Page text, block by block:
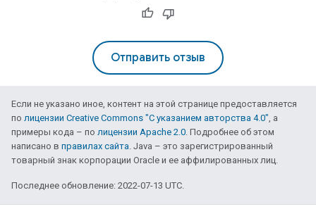
Отправить отзыв
Если не указано иное, контент на этой странице предоставляется
по лицензии Creative Commons "С указанием авторства 4.0", а
примеры кода – по лицензии Apache 2.0. Подробнее об этом
написано в правилах сайта. Java – это зарегистрированный
товарный знак корпорации Oracle и ее аффилированных лиц.
Последнее обновление: 2022-07-13 UTC.